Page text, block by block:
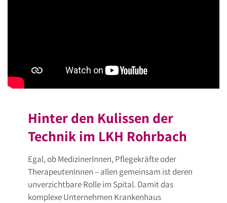
Hinter den Kulissen der
Technik im LKH Rohrbach
Egal, ob MedizinerInnen, Pflegekräfte oder
TherapeutenInnen – allen gemeinsam ist deren
unverzichtbare Rolle im Spital. Damit das
komplexe Unternehmen Krankenhaus